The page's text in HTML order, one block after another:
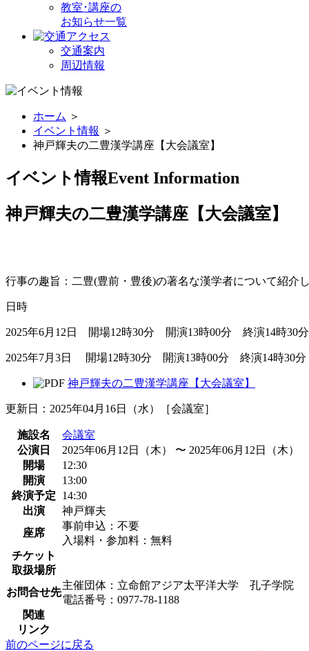
教室･講座の
お知らせ一覧
交通案内
周辺情報
ホーム ＞
イベント情報 ＞
神戸輝夫の二豊漢学講座【大会議室】
イベント情報Event Information
神戸輝夫の二豊漢学講座【大会議室】
行事の趣旨：二豊(豊前・豊後)の著名な漢学者について紹介
日時
2025年6月12日 開場12時30分 開演13時00分 終演14時30分
2025年7月3日 開場12時30分 開演13時00分 終演14時30分
神戸輝夫の二豊漢学講座【大会議室】
更新日：2025年04月16日（水）［会議室］
施設名
会議室
公演日
2025年06月12日（木） 〜 2025年06月12日（木）
開場
12:30
開演
13:00
終演予定
14:30
出演
神戸輝夫
座席
事前申込：不要
入場料・参加料：無料
チケット
取扱場所
お問合せ先
主催団体：立命館アジア太平洋大学 孔子学院
電話番号：0977-78-1188
関連
リンク
前のページに戻る